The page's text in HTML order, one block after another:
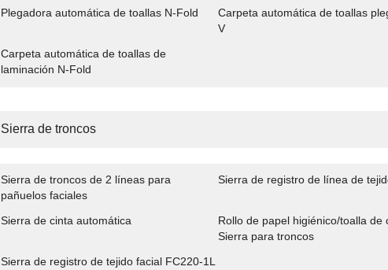
Plegadora automática de toallas N-Fold
Carpeta automática de toallas
V
Carpeta automática de toallas de
laminación N-Fold
Sierra de troncos
Sierra de troncos de 2 líneas para
pañuelos faciales
Sierra de registro de línea de
Sierra de cinta automática
Rollo de papel higiénico/toalla de
Sierra para troncos
Sierra de registro de tejido facial FC220-1L